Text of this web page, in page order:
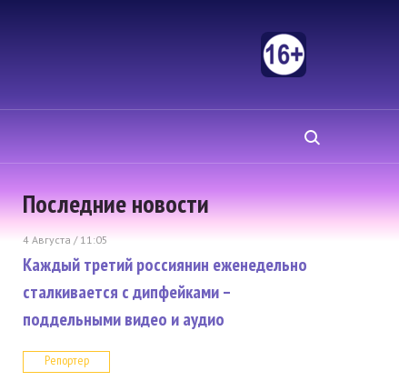
Последние новости
4 Августа / 11:05
Каждый третий россиянин еженедельно
сталкивается с дипфейками –
поддельными видео и аудио
Репортер